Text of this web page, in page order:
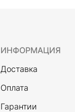
ИНФОРМАЦИЯ
Доставка
Оплата
Гарантии